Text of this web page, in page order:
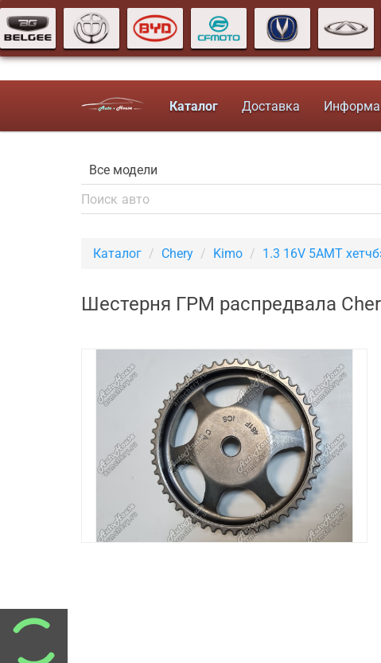
Каталог Доставка
Каталог Chery Kimo 1.3 16V 5AMT
Шестерня ГРМ распредвала